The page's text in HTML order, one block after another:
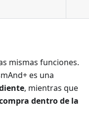
mismas funciones.
es una
, mientras que
dentro de la